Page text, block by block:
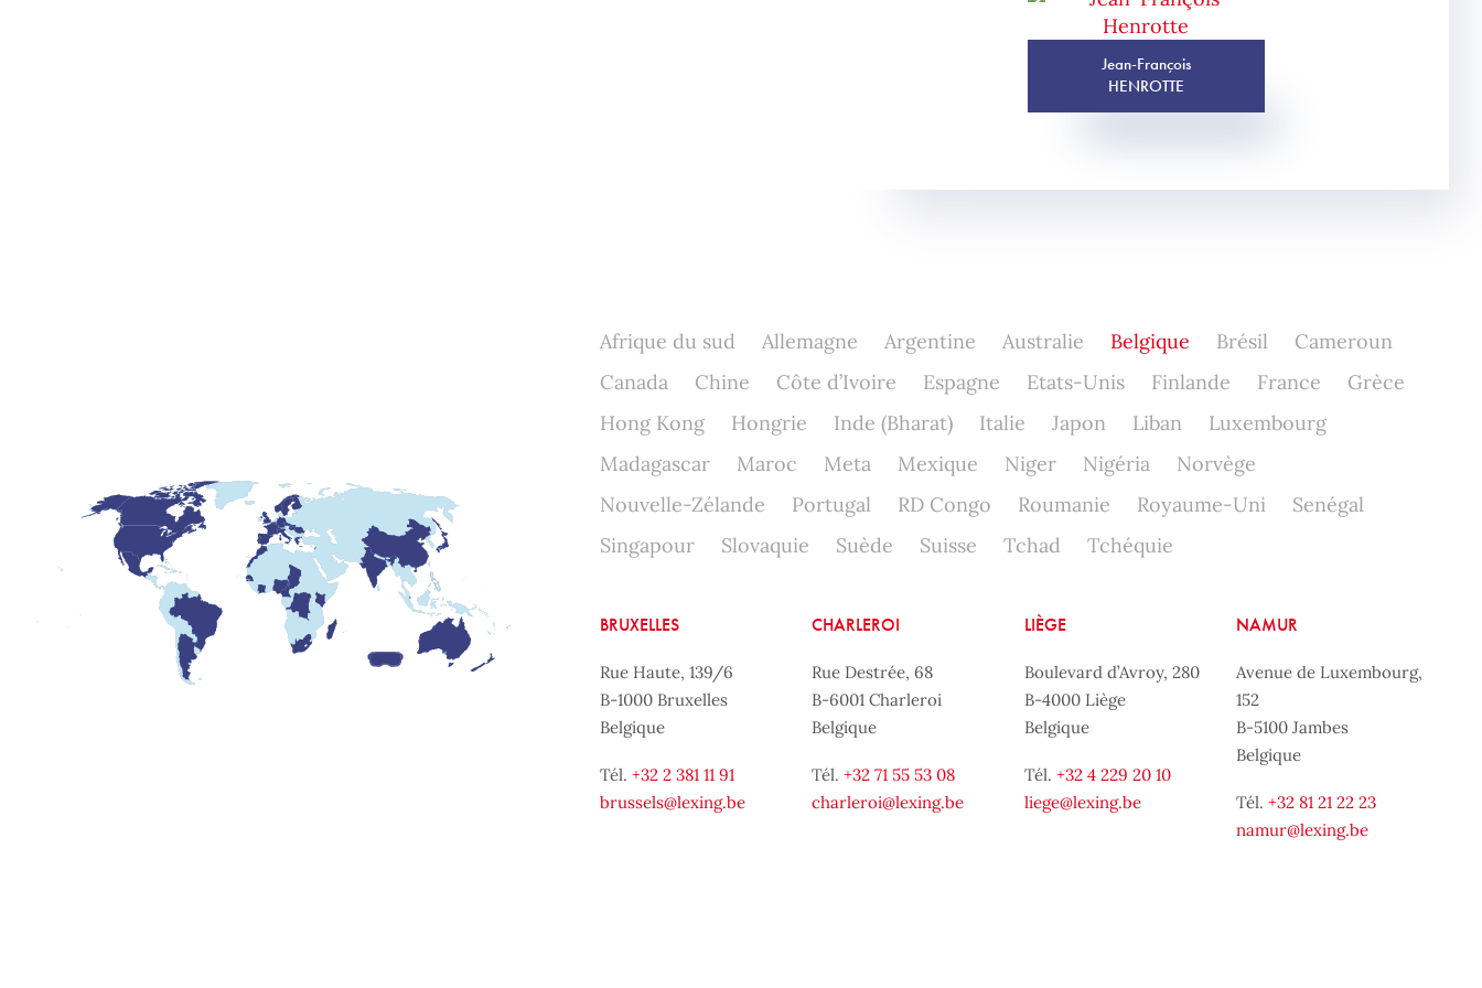
Jean-François
HENROTTE
Afrique du sud Allemagne Argentine Australie Belgique Brésil
Cameroun
Canada
Chine Côte d’Ivoire Espagne Etats-Unis Finlande France
Grèce
Hong Kong
Hongrie Inde (Bharat) Italie Japon Liban
Luxembourg
Madagascar
Maroc Meta Mexique Niger Nigéria
Norvège
Nouvelle-Zélande
Portugal RD Congo Roumanie Royaume-Uni
Senégal
Singapour
Slovaquie Suède Suisse Tchad Tchéquie
BRUXELLES
Rue Haute, 139/6
B-1000 Bruxelles
Belgique
Tél. +32 2 381 11 91
brussels@lexing.be
CHARLEROI
Rue Destrée, 68
B-6001 Charleroi
Belgique
Tél.+32 71 55 53 08
charleroi@lexing.be
LIÈGE
Boulevard d’Avroy, 280
B-4000 Liège
Belgique
Tél. +32 4 229 20 10
liege@lexing.be
NAMUR
Avenue de Luxembourg,
152
B-5100 Jambes
Belgique
Tél.+32 81 21 22 23
namur@lexing.be